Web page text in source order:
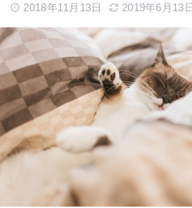
2018年11月13日 2019年6月13日